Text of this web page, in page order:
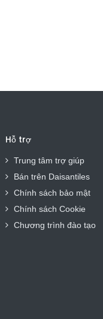
Hỗ trợ
Trung tâm trợ giúp
Bán trên Daisantiles
Chính sách bảo mật
Chính sách Cookie
Chương trình đào tạo